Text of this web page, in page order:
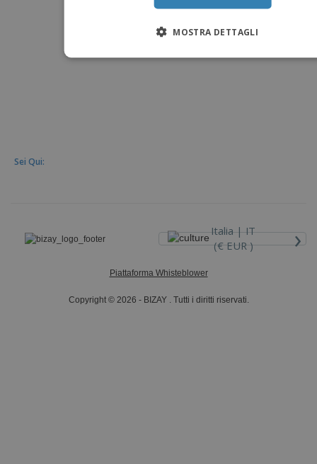
Sei Qui:
Italia |IT
(€ EUR )
›
Piattaforma Whisteblower
Copyright © 2026 - BIZAY . Tutti i diritti riservati.
MOSTRA DETTAGLI